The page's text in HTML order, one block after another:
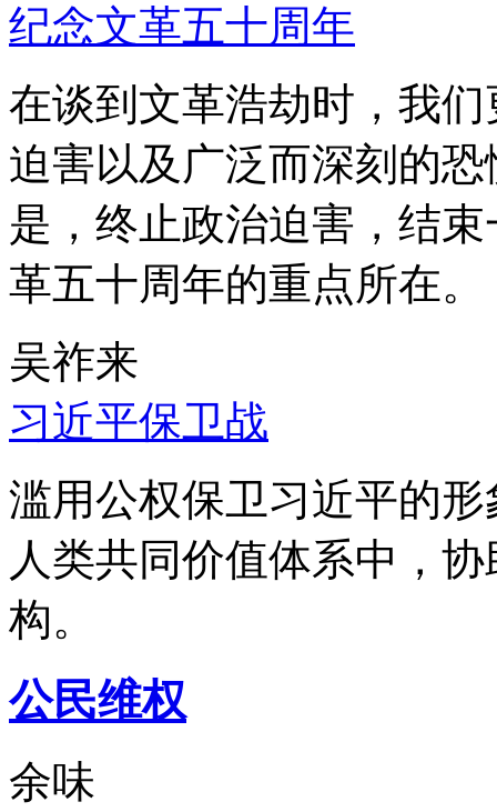
纪念文革五十周年
在谈到文革浩劫时，我
迫害以及广泛而深刻的
是，终止政治迫害，结
革五十周年的重点所在。
吴祚来
习近平保卫战
滥用公权保卫习近平的
人类共同价值体系中，
构。
公民维权
余味